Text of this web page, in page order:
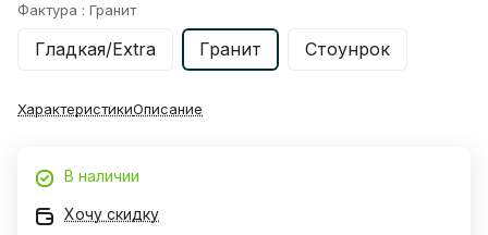
Фактура : Гранит
Гладкая/Extra Гранит Стоунрок
ХарактеристикиОписание
В наличии
Хочу скидку